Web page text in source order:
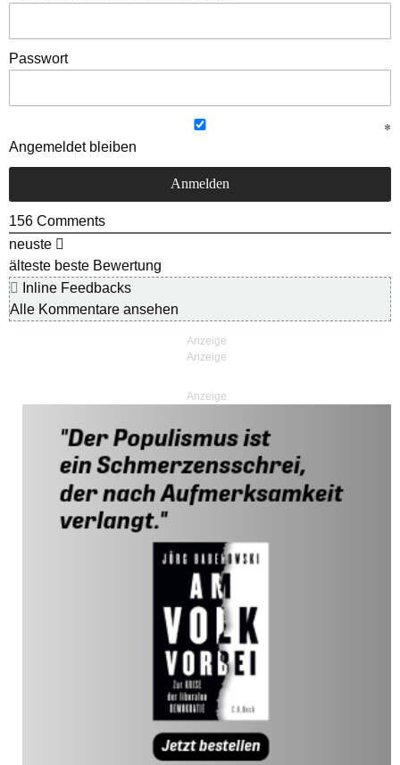
Passwort
Angemeldet bleiben
156 Comments
neuste
älteste beste Bewertung
Inline Feedbacks
Alle Kommentare ansehen
Anzeige